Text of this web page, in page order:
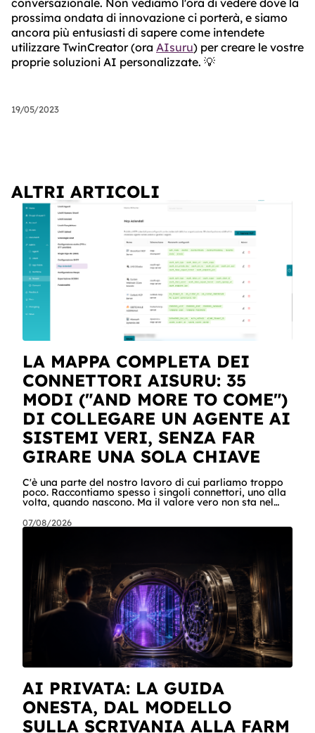
conversazionale. Non vediamo l'ora di vedere dove la
prossima ondata di innovazione ci porterà, e siamo
ancora più entusiasti di sapere come intendete
utilizzare TwinCreator (ora AIsuru) per creare le vostre
proprie soluzioni AI personalizzate. 💡
19/05/2023
ALTRI ARTICOLI
LA MAPPA COMPLETA DEI
CONNETTORI AISURU: 35
MODI ("AND MORE TO COME")
DI COLLEGARE UN AGENTE AI
SISTEMI VERI, SENZA FAR
GIRARE UNA SOLA CHIAVE
C'è una parte del nostro lavoro di cui parliamo troppo
poco. Raccontiamo spesso i singoli connettori, uno alla
volta, quando nascono. Ma il valore vero non sta nel
succede quando i pezzi lavorano insieme. Stamattina
alle 6, per dire, un agente ha attraversato cinque
ha recuperato un listino da SharePoint, ha calcolato gli
scost
07/08/2026
AI PRIVATA: LA GUIDA
ONESTA, DAL MODELLO
SULLA SCRIVANIA ALLA FARM